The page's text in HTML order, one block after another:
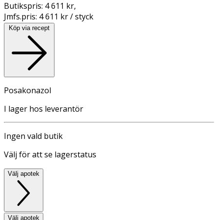
Butikspris: 4 611 kr,
Jmfs.pris: 4 611 kr / styck
Köp via recept
Posakonazol
I lager hos leverantör
Ingen vald butik
Välj för att se lagerstatus
Välj apotek
Välj apotek